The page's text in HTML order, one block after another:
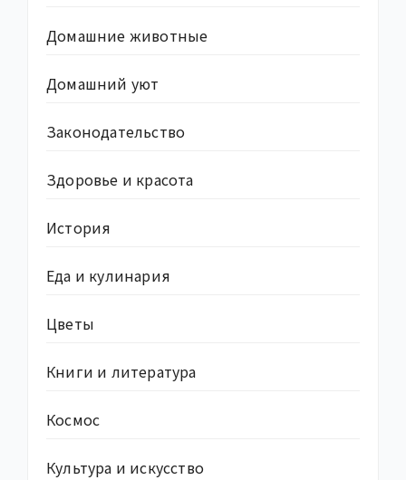
Домашние животные
Домашний уют
Законодательство
Здоровье и красота
История
Еда и кулинария
Цветы
Книги и литература
Космос
Культура и искусство